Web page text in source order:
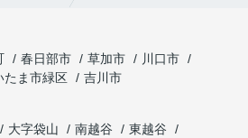
春日部市 草加市
川口市
たま市緑区
吉川市
大字袋山 南越谷
東越谷